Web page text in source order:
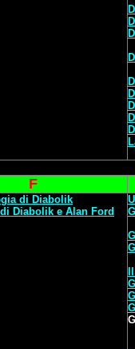
F
di Diabolik
Diabolik e Alan Ford